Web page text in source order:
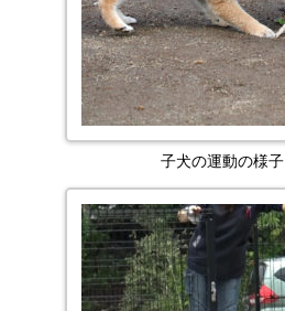
子犬の運動の様子